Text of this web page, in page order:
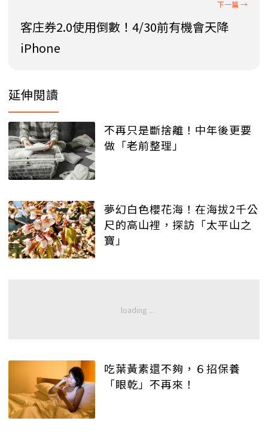
客庄券2.0使用倒數！4/30前有機會天降
iPhone
延伸閱讀
不再只是斷捨離！中年後更要
做「老前整理」
夢幻白色櫻花海！在海拔2千公
尺的高山裡，探訪「太平山之
寶」
吃葉黃素還不夠，６招保養
「眼乾」不再來！